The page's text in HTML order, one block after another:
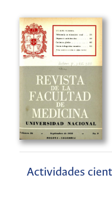
Actividades